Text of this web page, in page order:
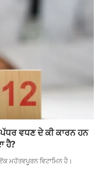
ਪੱਧਰ ਵਧਣ ਦੇ ਕੀ ਕਾਰਨ ਹਨ
ਹੈ?
ਮਹੱਤਵਪੂਰਨ ਵਿਟਾਮਿਨ ਹੈ।